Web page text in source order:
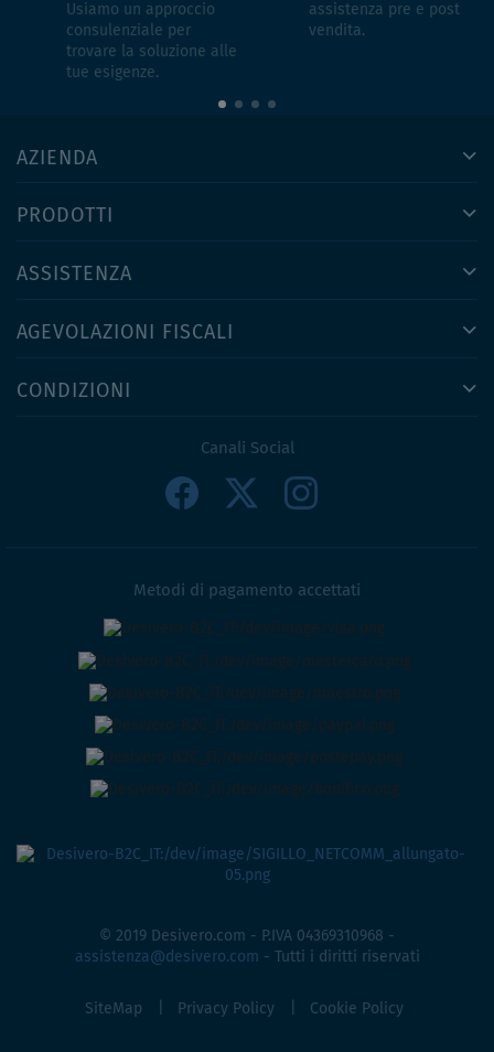
Usiamo un approccio
consulenziale per
trovare la soluzione alle
tue esigenze.
assistenza pre e post
vendita.
AZIENDA
PRODOTTI
ASSISTENZA
AGEVOLAZIONI FISCALI
CONDIZIONI
Canali Social
Metodi di pagamento accettati
© 2019 Desivero.com - P.IVA 04369310968 -
assistenza@desivero.com - Tutti i diritti riservati
SiteMap Privacy Policy Cookie Policy